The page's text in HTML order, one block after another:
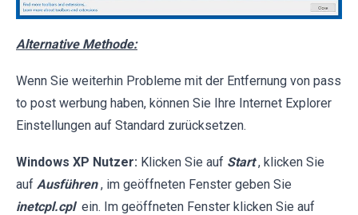
Alternative Methode:
Wenn Sie weiterhin Probleme mit der Entfernung von pass
to post werbung haben, können Sie Ihre Internet Explorer
Einstellungen auf Standard zurücksetzen.
Windows XP Nutzer: Klicken Sie auf Start , klicken Sie
auf Ausführen , im geöffneten Fenster geben Sie
inetcpl.cpl ein. Im geöffneten Fenster klicken Sie auf